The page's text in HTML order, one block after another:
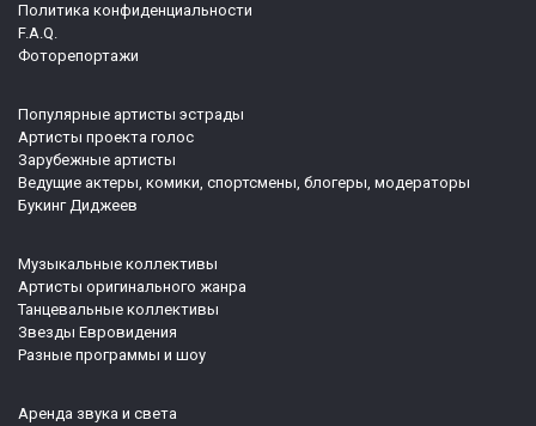
Политика конфиденциальности
F.A.Q.
Фоторепортажи
Популярные артисты эстрады
Артисты проекта голос
Зарубежные артисты
Ведущие актеры, комики, спортсмены, блогеры, модераторы
Букинг Диджеев
Музыкальные коллективы
Артисты оригинального жанра
Танцевальные коллективы
Звезды Евровидения
Разные программы и шоу
Аренда звука и света